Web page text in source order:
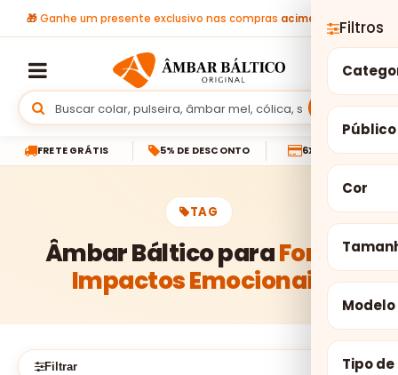
🎁Ganhe um presente exclusivo nas compras acima de R$ 299
Buscar
FRETE GRÁTIS 5% DE DESCONTO 6X SEM JUROS
TAG
Âmbar Báltico paraFortes
Impactos Emocionais
Filtrar
Filtros
Público
Cor
Modelo
Tipo